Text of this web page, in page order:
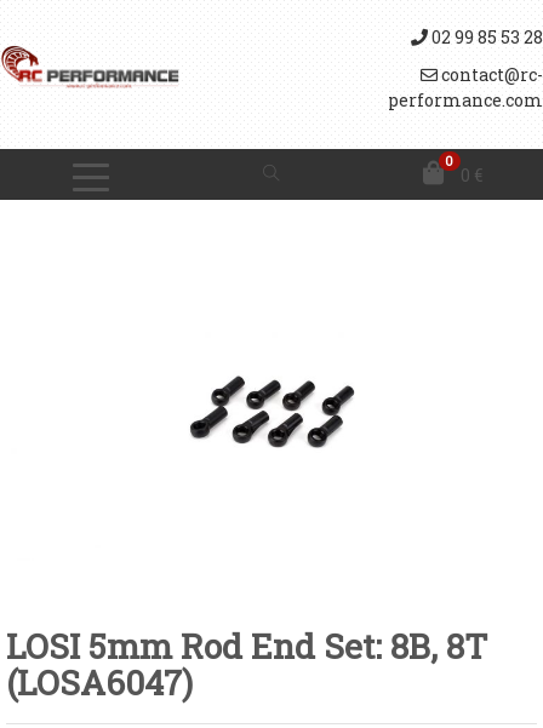
02 99 85 53 28
contact@rc-
performance.com
0
0 €
LOSI 5mm Rod End Set: 8B, 8T
(LOSA6047)